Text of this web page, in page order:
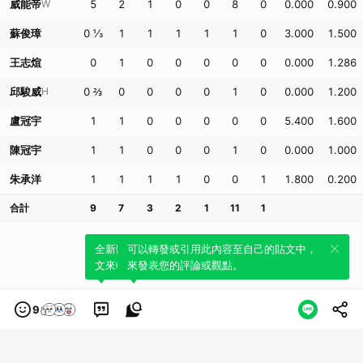
威能帝W 5 2 1 0 0 8 0 0.000 0.900
蘇俊璋 0 ⅓ 1 1 1 1 1 0 3.000 1.500
王志煊 0 1 0 0 0 0 0 0.000 1.286
邱駿威H 0 ⅔ 0 0 0 0 1 0 0.000 1.200
盧冠宇 1 1 0 0 0 0 0 5.400 1.600
陳冠宇 1 1 0 0 0 1 0 0.000 1.000
朱承洋 1 1 1 1 0 0 1 1.800 0.200
合計 9 7 3 2 1 11 1
9
全新體驗！一鍵引用此內容，透過發布貼
文來輕鬆表達個人立場。
可以轉發或引用此內容至自己的貼文中，
來發表您的評論或觀點。